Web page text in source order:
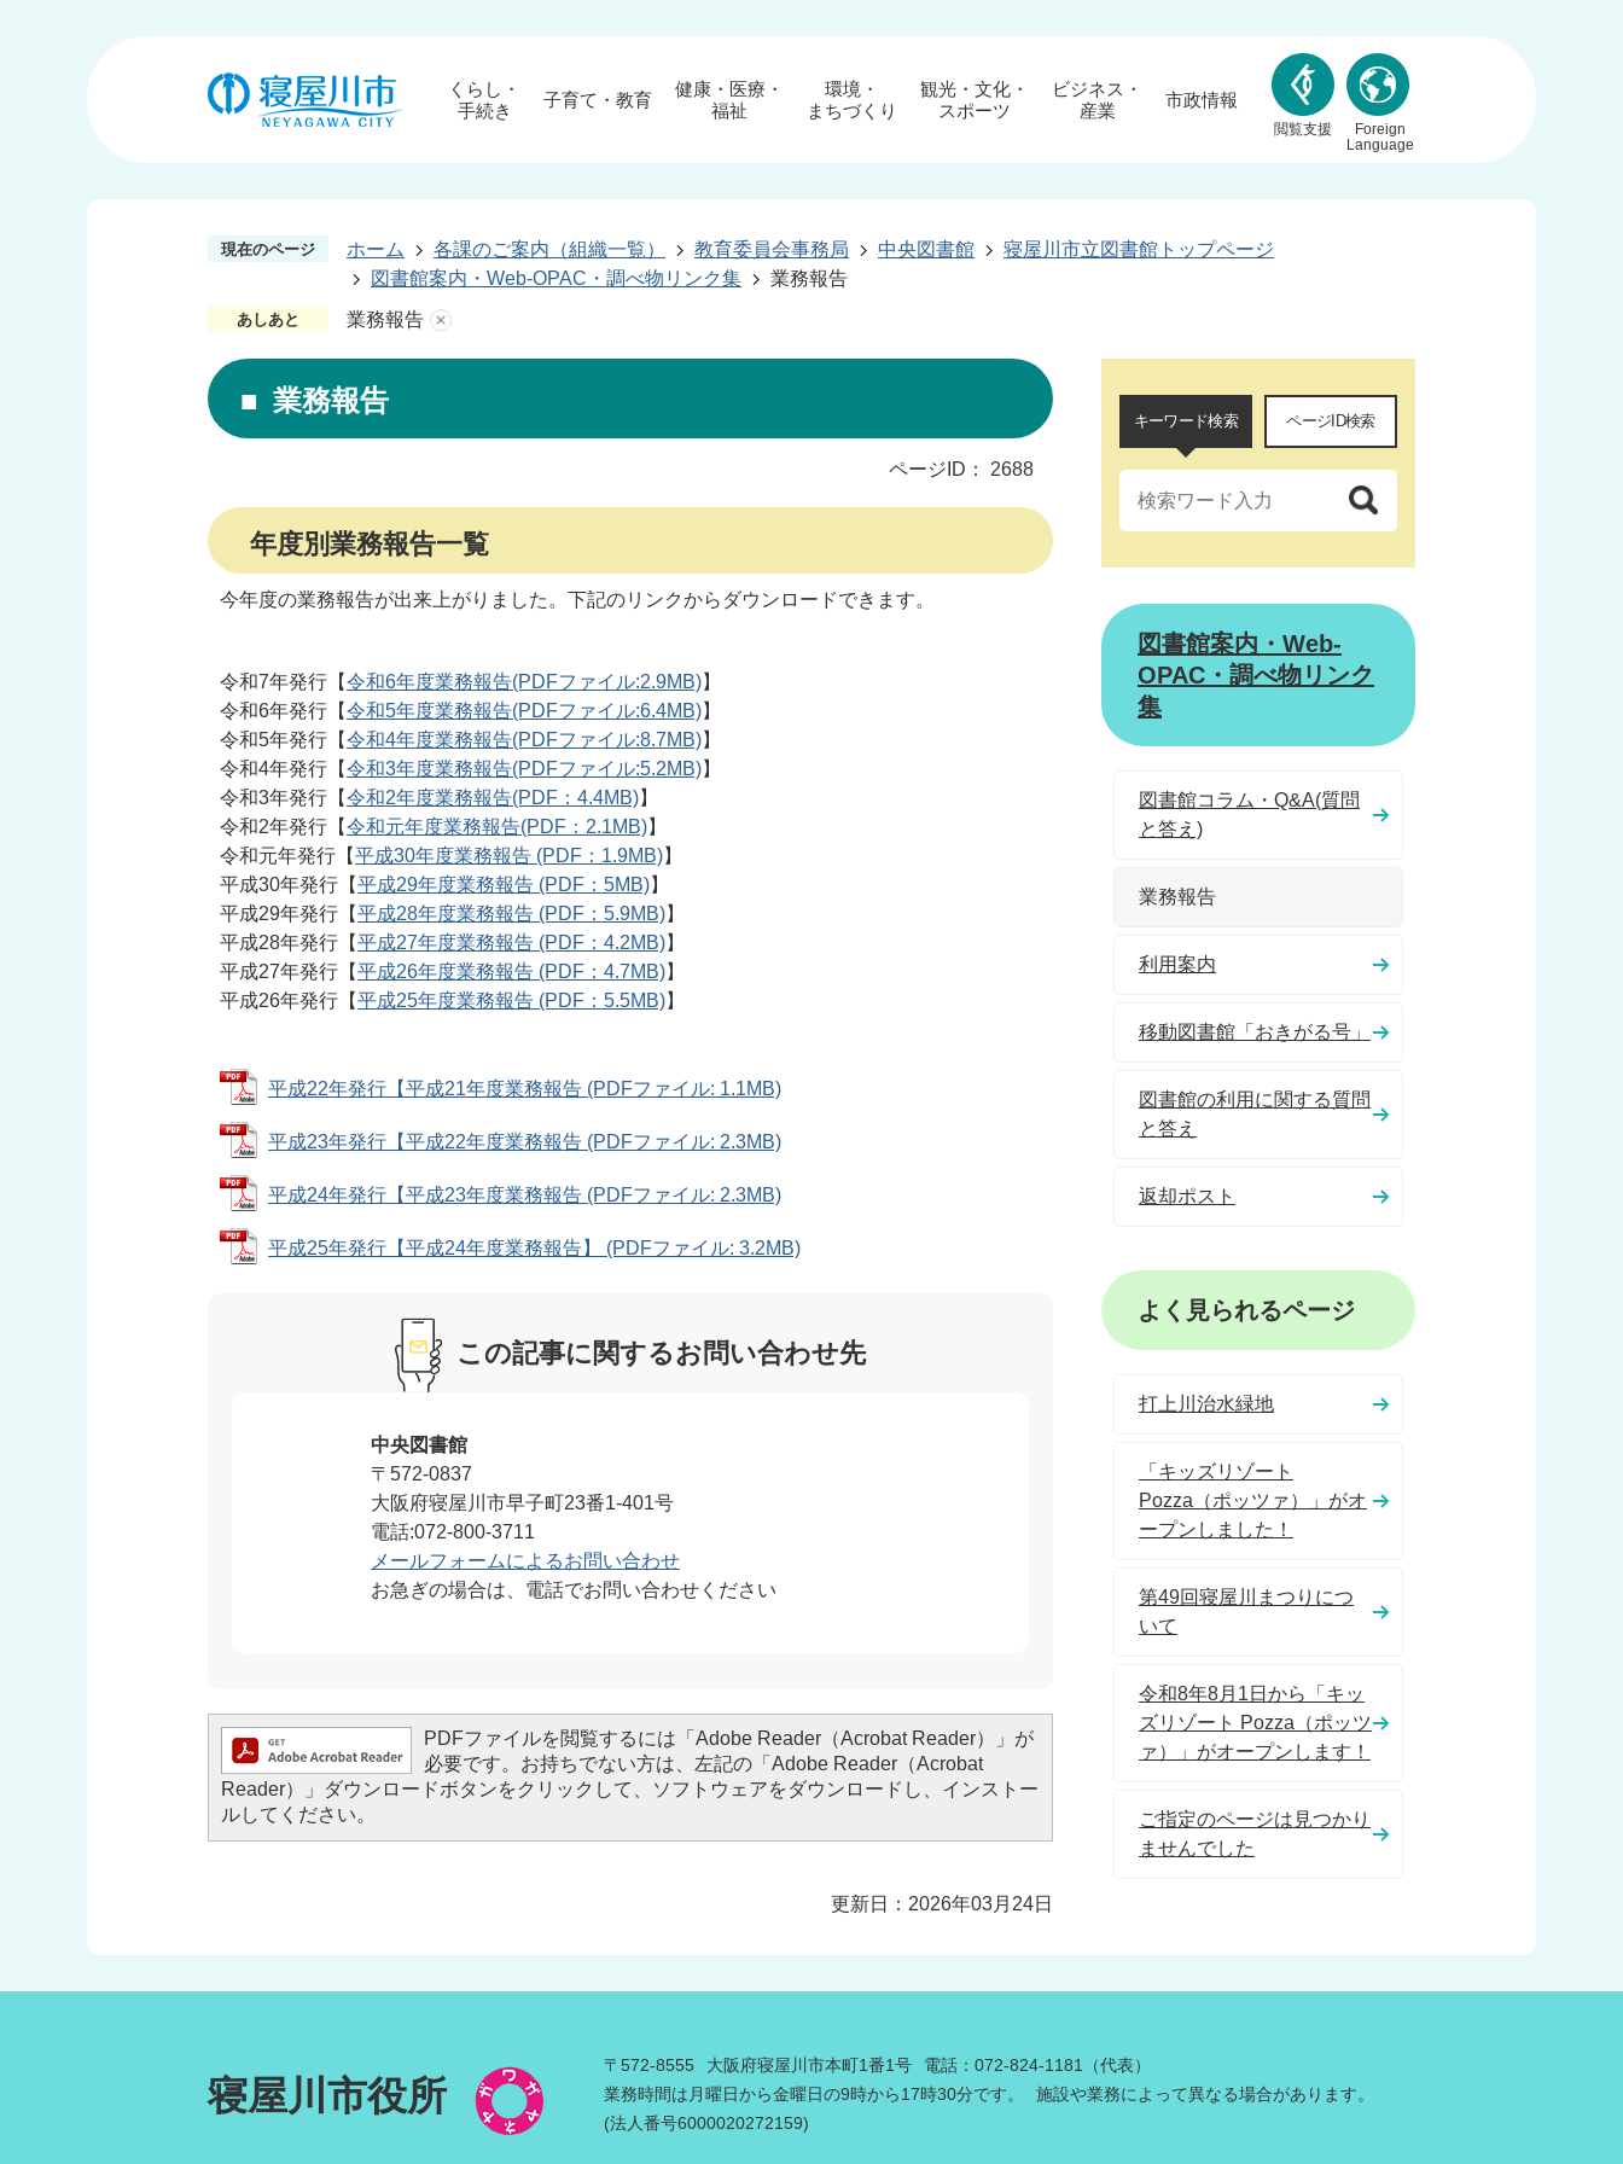
くらし・
手続き
子育て・教育
健康・医療・
福祉
環境・
まちづくり
観光・文化・
スポーツ
ビジネス・
産業
市政情報
閲覧支援
Foreign
Language
現在のページ ホーム 各課のご案内（組織一覧） 教育委員会事務局 中央図書館
寝屋川市立図書館トップページ
図書館案内・Web-OPAC・調べ物リンク集
業務報告
あしあと 業務報告
業務報告
ページID： 2688
年度別業務報告一覧
今年度の業務報告が出来上がりました。下記のリンクからダウンロードできます。
令和7年発行【令和6年度業務報告(PDFファイル:2.9MB)】
令和6年発行【令和5年度業務報告(PDFファイル:6.4MB)】
令和5年発行【令和4年度業務報告(PDFファイル:8.7MB)】
令和4年発行【令和3年度業務報告(PDFファイル:5.2MB)】
令和3年発行【令和2年度業務報告(PDF：4.4MB)】
令和2年発行【令和元年度業務報告(PDF：2.1MB)】
令和元年発行【平成30年度業務報告 (PDF：1.9MB)】
平成30年発行【平成29年度業務報告 (PDF：5MB)】
平成29年発行【平成28年度業務報告 (PDF：5.9MB)】
平成28年発行【平成27年度業務報告 (PDF：4.2MB)】
平成27年発行【平成26年度業務報告 (PDF：4.7MB)】
平成26年発行【平成25年度業務報告 (PDF：5.5MB)】
平成22年発行【平成21年度業務報告 (PDFファイル: 1.1MB)
平成23年発行【平成22年度業務報告 (PDFファイル: 2.3MB)
平成24年発行【平成23年度業務報告 (PDFファイル: 2.3MB)
平成25年発行【平成24年度業務報告】 (PDFファイル: 3.2MB)
この記事に関するお問い合わせ先
中央図書館
〒572-0837
大阪府寝屋川市早子町23番1-401号
電話:072-800-3711
メールフォームによるお問い合わせ
お急ぎの場合は、電話でお問い合わせください
PDFファイルを閲覧するには「Adobe Reader（Acrobat Reader）」が
必要です。お持ちでない方は、左記の「Adobe Reader（Acrobat
Reader）」ダウンロードボタンをクリックして、ソフトウェアをダウンロードし、インストー
ルしてください。
更新日：2026年03月24日
キーワード検索 ページID検索
図書館案内・Web-
OPAC・調べ物リンク
集
図書館コラム・Q&A(質問
と答え)
業務報告
利用案内
移動図書館「おきがる号」
図書館の利用に関する質問
と答え
返却ポスト
よく見られるページ
打上川治水緑地
「キッズリゾート
Pozza（ポッツァ）」がオ
ープンしました！
第49回寝屋川まつりにつ
いて
令和8年8月1日から「キッ
ズリゾート Pozza（ポッツ
ァ）」がオープンします！
ご指定のページは見つかり
ませんでした
寝屋川市役所
〒572-8555 大阪府寝屋川市本町1番1号
電話：072-824-1181（代表）
業務時間は月曜日から金曜日の9時から17時30分です。
施設や業務によって異なる場合があります。
(法人番号6000020272159)